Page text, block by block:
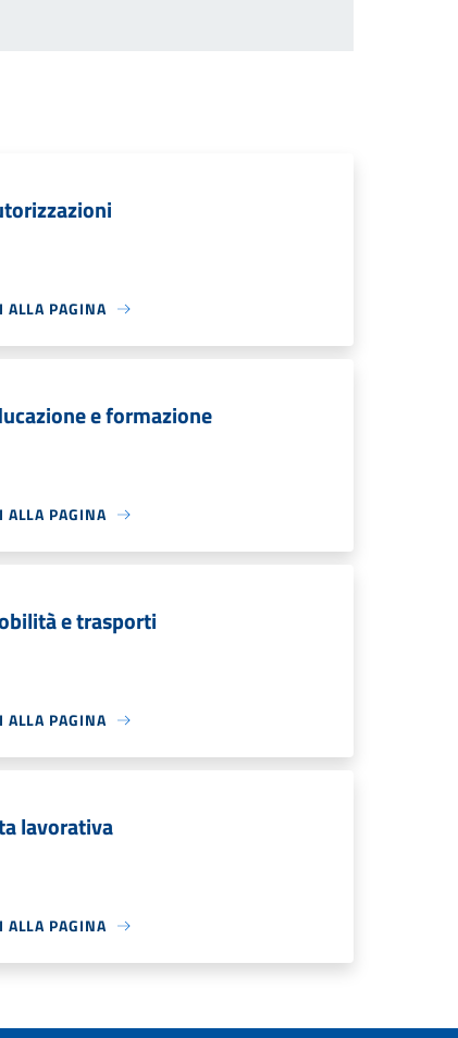
ALLA PAGINA
e formazione
ALLA PAGINA
e trasporti
ALLA PAGINA
lavorativa
ALLA PAGINA